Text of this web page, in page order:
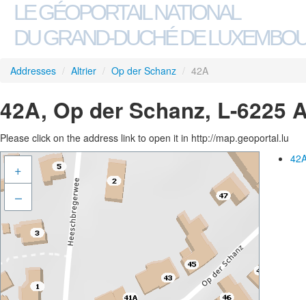
LE GÉOPORTAIL NATIONAL
DU GRAND-DUCHÉ DE
Addresses / Altrier / Op der Schanz / 42A
42A, Op der Schanz, L-6225
Please click on the address link to open it in http://map.geoportal.lu
+
–